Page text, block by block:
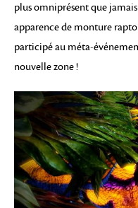
plus omniprésent que
apparence de monture
participé au méta-
nouvelle zone !